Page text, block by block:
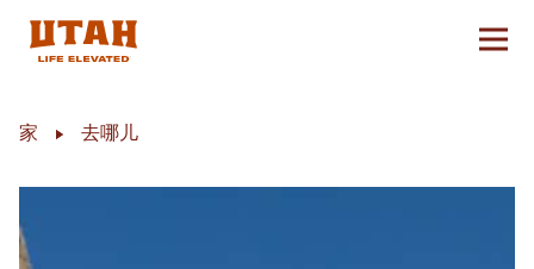
切换
家 去哪儿